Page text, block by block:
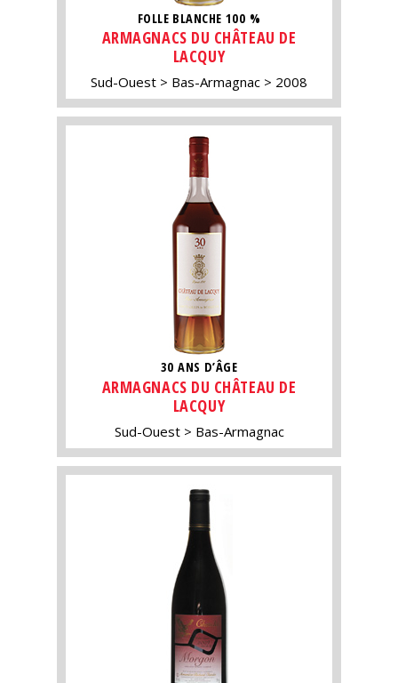
FOLLE BLANCHE 100 %
ARMAGNACS DU CHÂTEAU DE
LACQUY
Sud-Ouest Bas-Armagnac 2008
30 ANS D’ÂGE
ARMAGNACS DU CHÂTEAU DE
LACQUY
Sud-Ouest Bas-Armagnac